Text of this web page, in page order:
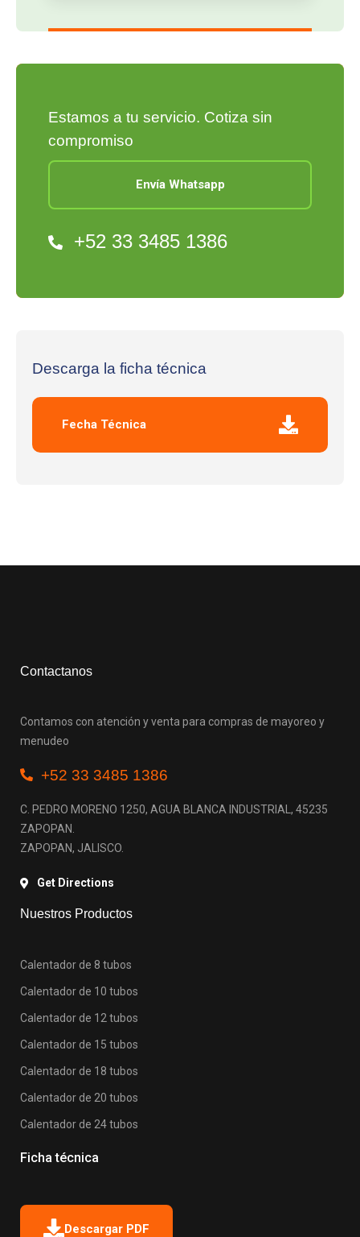
Estamos a tu servicio. Cotiza sin
compromiso
Envía Whatsapp
+52 33 3485 1386
Descarga la ficha técnica
Fecha Técnica
Contactanos
Contamos con atención y venta para compras de mayoreo y
menudeo
+52 33 3485 1386
C. PEDRO MORENO 1250, AGUA BLANCA INDUSTRIAL, 45235
ZAPOPAN.
ZAPOPAN, JALISCO.
Get Directions
Nuestros Productos
Calentador de 8 tubos
Calentador de 10 tubos
Calentador de 12 tubos
Calentador de 15 tubos
Calentador de 18 tubos
Calentador de 20 tubos
Calentador de 24 tubos
Ficha técnica
Descargar PDF